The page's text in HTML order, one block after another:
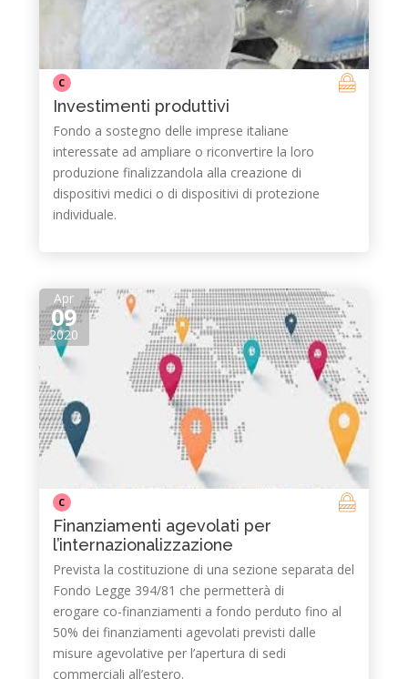
C
Investimenti produttivi
Fondo a sostegno delle imprese italiane
interessate ad ampliare o riconvertire la loro
produzione finalizzandola alla creazione di
dispositivi medici o di dispositivi di protezione
individuale.
Apr
09
2020
C
Finanziamenti agevolati per
l’internazionalizzazione
Prevista la costituzione di una sezione separata del
Fondo Legge 394/81 che permetterà di
erogare co-finanziamenti a fondo perduto fino al
50% dei finanziamenti agevolati previsti dalle
misure agevolative per l’apertura di sedi
commerciali all’estero.